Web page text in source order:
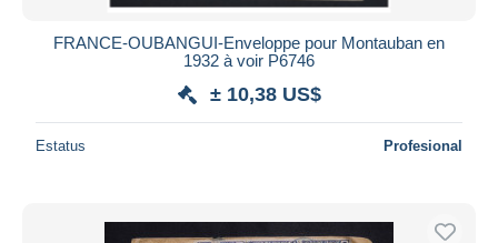
FRANCE-OUBANGUI-Enveloppe pour Montauban en
1932 à voir P6746
± 10,38 US$
Estatus Profesional